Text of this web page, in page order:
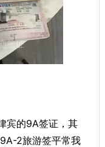
宾的9A签证，其
2旅游签平常我